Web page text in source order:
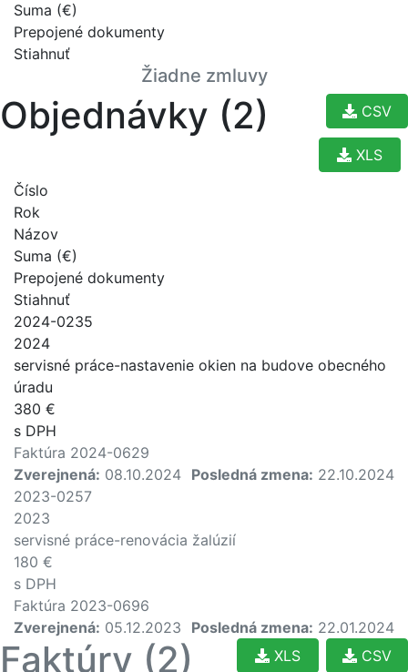
Suma (€)
Prepojené dokumenty
Stiahnuť
Žiadne zmluvy
Objednávky (2) CSV
XLS
Číslo
Rok
Názov
Suma (€)
Prepojené dokumenty
Stiahnuť
2024-0235
2024
servisné práce-nastavenie okien na budove obecného
úradu
380 €
s DPH
Faktúra 2024-0629
Zverejnená: 08.10.2024 Posledná zmena: 22.10.2024
2023-0257
2023
servisné práce-renovácia žalúzií
180 €
s DPH
Faktúra 2023-0696
Zverejnená: 05.12.2023 Posledná zmena: 22.01.2024
Faktúry (2) CSV
XLS